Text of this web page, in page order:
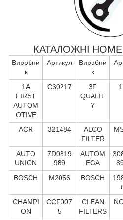
КАТАЛОЖНІ
Виробни
к
Артикул
Виробни
к
1A
FIRST
AUTOM
OTIVE
C30217
3F
QUALIT
Y
ACR 321484
ALCO
FILTER
AUTO
UNION
7D0819
989
AUTOM
EGA
BOSCH
M2056 BOSCH
CHAMPI
ON
CCF007
5
CLEAN
FILTERS